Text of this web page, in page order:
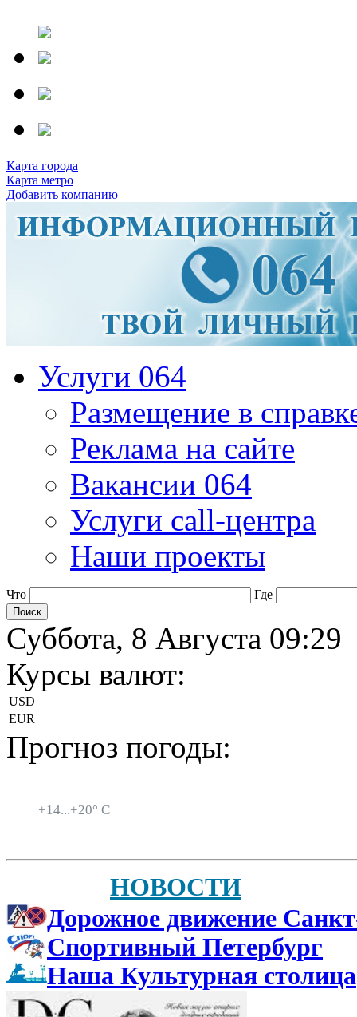
Карта города
Карта метро
Добавить компанию
Услуги 064
Размещение в
Реклама на сайте
Вакансии 064
Услуги call-центра
Наши проекты
Что Где
Суббота, 8 Августа 09:29
Курсы валют:
USD
EUR
Прогноз погоды:
+14...+20° C
НОВОСТИ
Дорожное движение
Спортивный Петербург
Наша Культурная столица